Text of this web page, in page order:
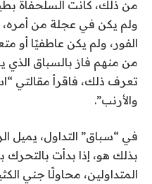
من ذلك، كانت السلحفاة
ولم يكن في عجلة من
الفور، ولم يكن عاطفيًا أو
من منهم فاز بالسباق الذي
تعرف ذلك، فاقرأ مقالتي
والأرنب”.
في “سباق” التداول، يميل
بذلك هو، إذا بدأت
المتداولين، محاولًا جني